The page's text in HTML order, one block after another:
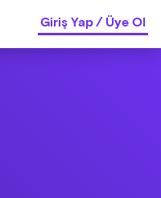
Giriş Yap/Üye Ol